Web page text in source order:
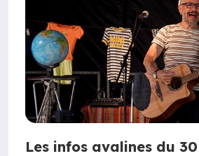
Les infos avalines du